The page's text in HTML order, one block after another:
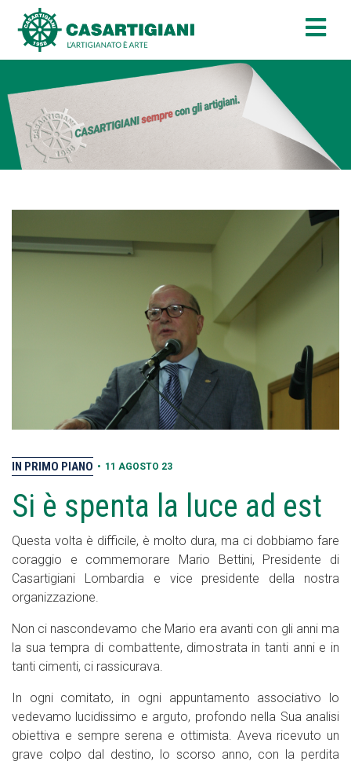
IN PRIMO PIANO • 11 AGOSTO 23
Si è spenta la luce ad est
Questa volta è difficile, è molto dura, ma ci dobbiamo fare
coraggio e commemorare Mario Bettini, Presidente di
Casartigiani Lombardia e vice presidente della nostra
organizzazione.
Non ci nascondevamo che Mario era avanti con gli anni ma
la sua tempra di combattente, dimostrata in tanti anni e in
tanti cimenti, ci rassicurava.
In ogni comitato, in ogni appuntamento associativo lo
vedevamo lucidissimo e arguto, profondo nella Sua analisi
obiettiva e sempre serena e ottimista. Aveva ricevuto un
grave colpo dal destino, lo scorso anno, con la perdita